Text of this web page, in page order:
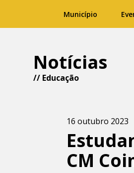
Município
Notícias
// Educação
16 outubro 2023
CM